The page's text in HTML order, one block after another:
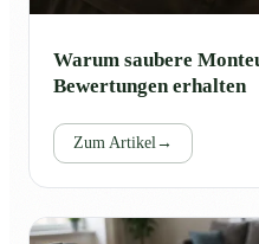
Warum saubere
Bewertungen erhalten
Zum Artikel →